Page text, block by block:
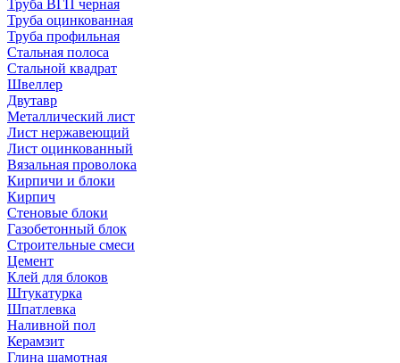
Труба ВГП черная
Труба оцинкованная
Труба профильная
Стальная полоса
Стальной квадрат
Швеллер
Двутавр
Металлический лист
Лист нержавеющий
Лист оцинкованный
Вязальная проволока
Кирпичи и блоки
Кирпич
Стеновые блоки
Газобетонный блок
Строительные смеси
Цемент
Клей для блоков
Штукатурка
Шпатлевка
Наливной пол
Керамзит
Глина шамотная